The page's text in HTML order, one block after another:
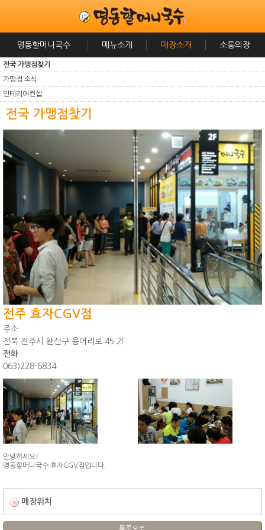
명동할머니국수 메뉴소개 매장소개 소통의장
전국 가맹점찾기
가맹점 소식
인테리어컨셉
전국 가맹점찾기
전주 효자CGV점
주소
전북 전주시 완산구 용머리로 45 2F
전화
063)228-6834
안녕하세요!
명동할머니국수 효자CGV점입니다.
매장위치